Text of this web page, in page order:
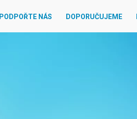
PODPOŘTE NÁS DOPORUČUJEME